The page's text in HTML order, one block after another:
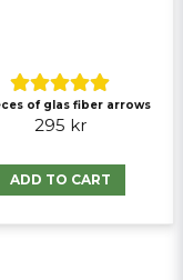
of glas fiber arrows
295 kr
ADD TO CART